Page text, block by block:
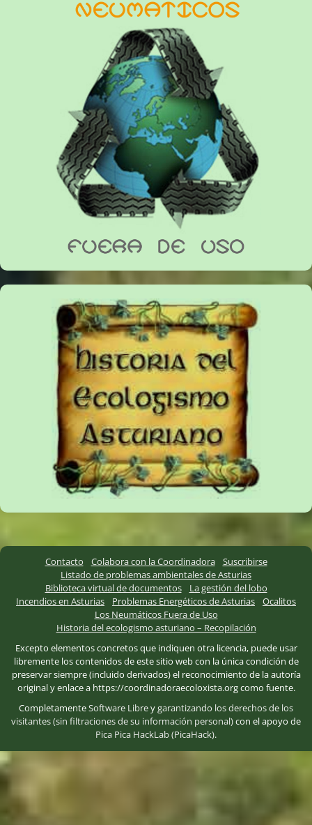
Contacto Colabora con la Coordinadora
Suscribirse
Listado de problemas ambientales de Asturias
Biblioteca virtual de documentos
La gestión del lobo
Incendios en Asturias
Problemas Energéticos de Asturias
Ocalitos
Los Neumáticos Fuera de Uso
Historia del ecologismo asturiano – Recopilación
Excepto elementos concretos que indiquen otra licencia, puede usar
libremente los contenidos de este sitio web con la única condición de
preservar siempre (incluido derivados) el reconocimiento de la autoría
original y enlace a https://coordinadoraecoloxista.org como fuente.
CompletamenteSoftware Libreygarantizando los derechos de los
visitantes (sin filtraciones de su información personal)con el apoyo de
Pica Pica HackLab (PicaHack).